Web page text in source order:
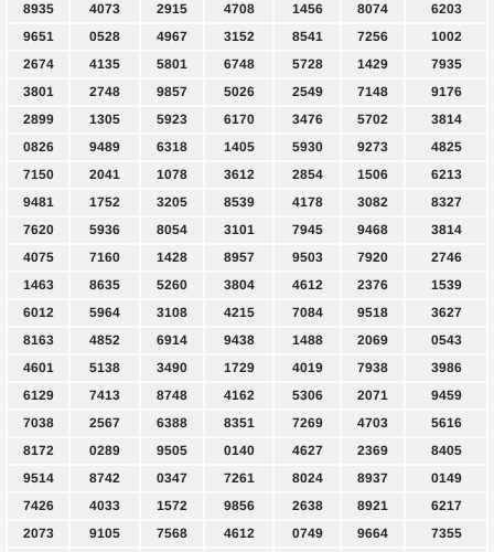
8935
4073 2915 4708 1456 8074
6203
9651
0528 4967 3152 8541 7256
1002
2674
4135 5801 6748 5728 1429
7935
3801
2748 9857 5026 2549 7148
9176
2899
1305 5923 6170 3476 5702
3814
0826
9489 6318 1405 5930 9273
4825
7150
2041 1078 3612 2854 1506
6213
9481
1752 3205 8539 4178 3082
8327
7620
5936 8054 3101 7945 9468
3814
4075
7160 1428 8957 9503 7920
2746
1463
8635 5260 3804 4612 2376
1539
6012
5964 3108 4215 7084 9518
3627
8163
4852 6914 9438 1488 2069
0543
4601
5138 3490 1729 4019 7938
3986
6129
7413 8748 4162 5306 2071
9459
7038
2567 6388 8351 7269 4703
5616
8172
0289 9505 0140 4627 2369
8405
9514
8742 0347 7261 8024 8937
0149
7426
4033 1572 9856 2638 8921
6217
2073
9105 7568 4612 0749 9664
7355